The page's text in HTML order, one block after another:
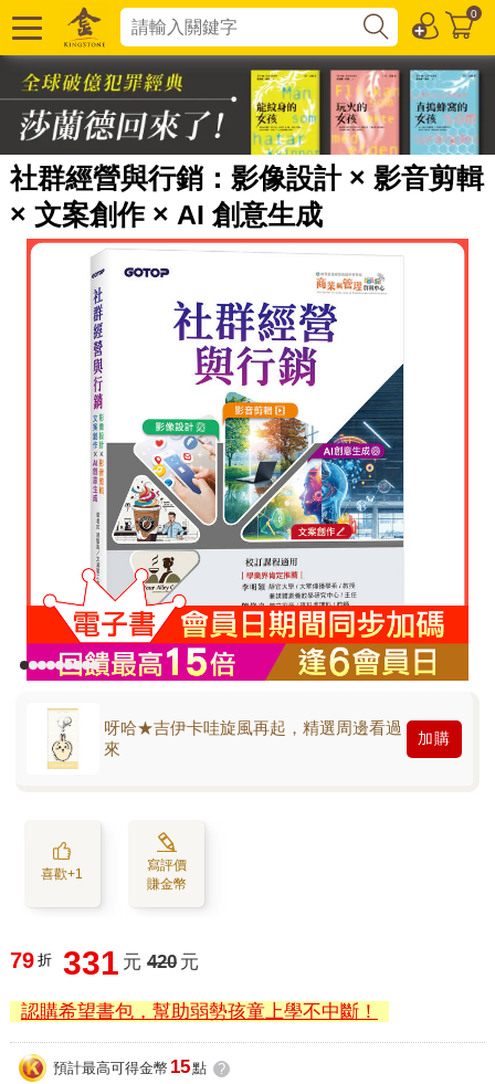
0
社群經營與行銷：影像設計 × 影音剪輯
× 文案創作 × AI 創意生成
呀哈★吉伊卡哇旋風再起，精選周邊看過
來
加購
喜歡+1
寫評價
賺金幣
79 折 331 元 420 元
認購希望書包，幫助弱勢孩童上學不中斷！
預計最高可得金幣 15點 ?